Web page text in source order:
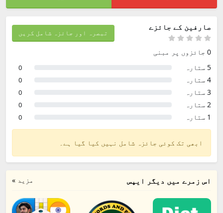
تبصرہ اور جائزہ شامل کریں
صارفین کے جائزے
0 جائزوں پر مبنی
5 ستارہ
0
4 ستارہ 0
3 ستارہ 0
2 ستارہ 0
1 ستارہ 0
ابھی تک کوئی جائزہ شامل نہیں کیا گیا ہے۔
مزید » اس زمرے میں دیگر ایپس